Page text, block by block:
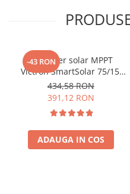
-43 RON
Controler solar MPPT
Victron SmartSolar 75/15,
15A 12V/24V, cu Bluetooth
integrat
434,58 RON
391,12 RON
ADAUGA IN COS